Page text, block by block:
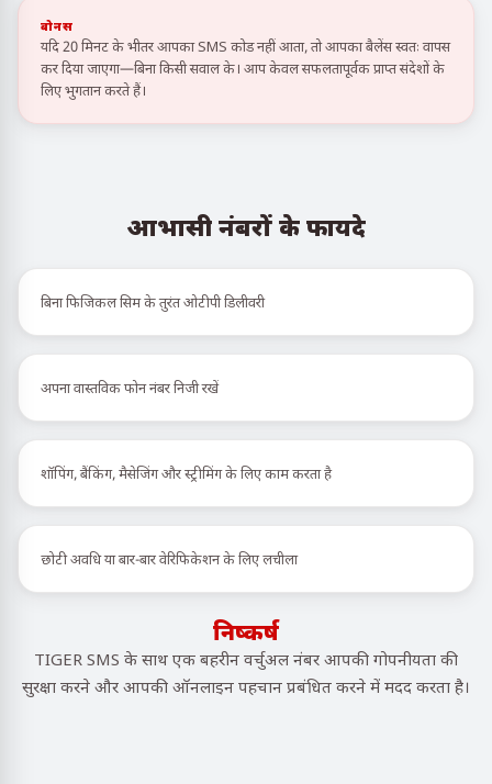
बोनस
यदि 20 मिनट के भीतर आपका SMS कोड नहीं आता, तो आपका बैलेंस स्वतः वापस
कर दिया जाएगा—बिना किसी सवाल के। आप केवल सफलतापूर्वक प्राप्त संदेशों के
लिए भुगतान करते हैं।
आभासी नंबरों के फायदे
बिना फिजिकल सिम के तुरंत ओटीपी डिलीवरी
अपना वास्तविक फोन नंबर निजी रखें
शॉपिंग, बैंकिंग, मैसेजिंग और स्ट्रीमिंग के लिए काम करता है
छोटी अवधि या बार-बार वेरिफिकेशन के लिए लचीला
निष्कर्ष
TIGER SMS के साथ एक बहरीन वर्चुअल नंबर आपकी गोपनीयता की
सुरक्षा करने और आपकी ऑनलाइन पहचान प्रबंधित करने में मदद करता है।